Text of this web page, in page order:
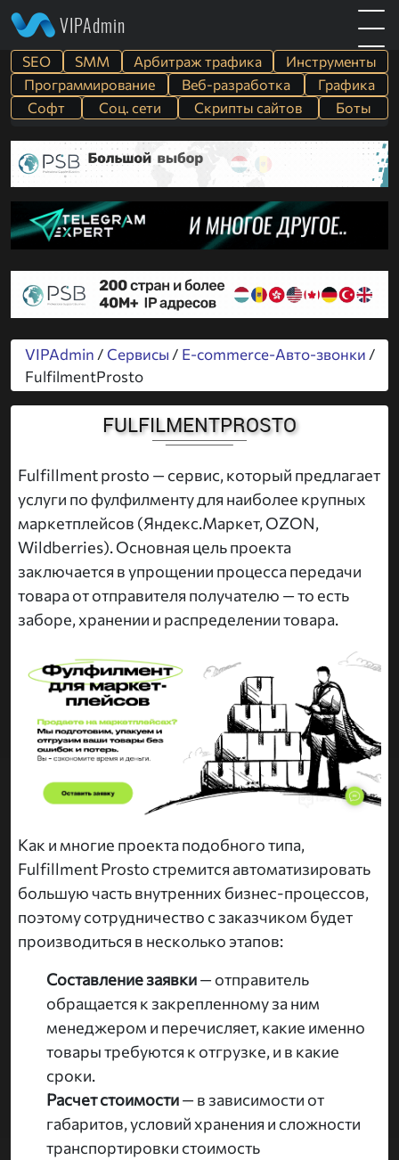
VIPAdmin
SEO SMM Арбитраж трафика
Инструменты
Программирование
Веб-разработка
Графика
Софт
Cоц. сети Скрипты сайтов Боты
VIPAdmin / Сервисы / E-commerce-Авто-звонки /
FulfilmentProsto
FULFILMENTPROSTO
Fulfillment prosto — сервис, который предлагает
услуги по фулфилменту для наиболее крупных
маркетплейсов (Яндекс.Маркет, OZON,
Wildberries). Основная цель проекта
заключается в упрощении процесса передачи
товара от отправителя получателю — то есть
заборе, хранении и распределении товара.
Как и многие проекта подобного типа,
Fulfillment Prosto стремится автоматизировать
большую часть внутренних бизнес-процессов,
поэтому сотрудничество с заказчиком будет
производиться в несколько этапов:
Составление заявки— отправитель
обращается к закрепленному за ним
менеджером и перечисляет, какие именно
товары требуются к отгрузке, и в какие
сроки.
Расчет стоимости— в зависимости от
габаритов, условий хранения и сложности
транспортировки стоимость